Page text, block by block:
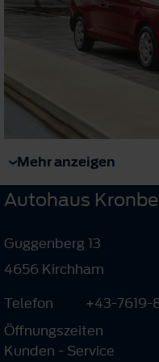
Mehr anzeigen
Autohaus
Guggenberg 13
4656 Kirchham
Telefon
+43-7619-
Öffnungszeiten
Kunden - Service